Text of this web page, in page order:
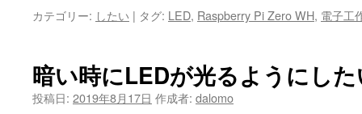
カテゴリー: したい | タグ: LED, Raspberry Pi Zero WH, 電子工
暗い時にLEDが光るようにし
投稿日: 2019年8月17日 作成者: dalomo